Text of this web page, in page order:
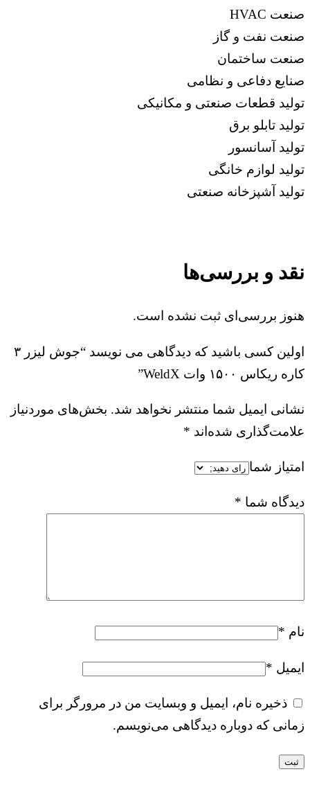
صنعت HVAC
صنعت نفت و گاز
صنعت ساختمان
صنایع دفاعی و نظامی
تولید قطعات صنعتی و مکانیکی
تولید تابلو برق
تولید آسانسور
تولید لوازم خانگی
تولید آشپزخانه صنعتی
نقد و بررسی‌ها
هنوز بررسی‌ای ثبت نشده است.
اولین کسی باشید که دیدگاهی می نویسد “جوش لیزر ۳
کاره ریکاس ۱۵۰۰ وات WeldX”
نشانی ایمیل شما منتشر نخواهد شد. بخش‌های موردنیاز
علامت‌گذاری شده‌اند *
امتیاز شما
دیدگاه شما *
نام *
ایمیل *
ذخیره نام، ایمیل و وبسایت من در مرورگر برای
زمانی که دوباره دیدگاهی می‌نویسم.